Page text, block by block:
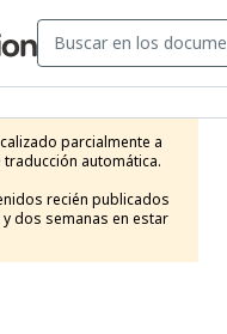
parcialmente a
automática.
recién publicados
dos semanas en estar